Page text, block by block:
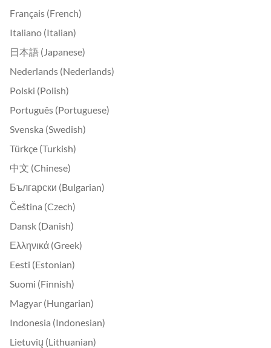
Français (French)
Italiano (Italian)
日本語 (Japanese)
Nederlands (Nederlands)
Polski (Polish)
Português (Portuguese)
Svenska (Swedish)
Türkçe (Turkish)
中文 (Chinese)
Български (Bulgarian)
Čeština (Czech)
Dansk (Danish)
Ελληνικά (Greek)
Eesti (Estonian)
Suomi (Finnish)
Magyar (Hungarian)
Indonesia (Indonesian)
Lietuvių (Lithuanian)